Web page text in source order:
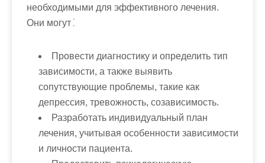
необходимыми для эффективного лечения.
Они могут⁚
Провести диагностику и определить тип
зависимости, а также выявить
сопутствующие проблемы, такие как
депрессия, тревожность, созависимость.
Разработать индивидуальный план
лечения, учитывая особенности зависимости
и личности пациента.